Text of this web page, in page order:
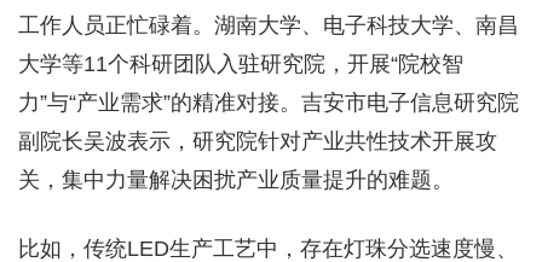
工作人员正忙碌着。湖南大学、电子科技大学、南昌
大学等11个科研团队入驻研究院，开展“院校智
力”与“产业需求”的精准对接。吉安市电子信息研究院
副院长吴波表示，研究院针对产业共性技术开展攻
关，集中力量解决困扰产业质量提升的难题。
比如，传统LED生产工艺中，存在灯珠分选速度慢、